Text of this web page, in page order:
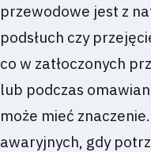
przewodowe jest z
podsłuch czy
co w zatłoczonych
lub podczas
może mieć
awaryjnych, gdy